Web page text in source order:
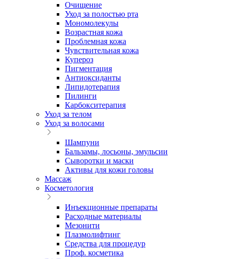
Очищение
Уход за полостью рта
Мономолекулы
Возрастная кожа
Проблемная кожа
Чувствительная кожа
Купероз
Пигментация
Антиоксиданты
Липидотерапия
Пилинги
Карбокситерапия
Уход за телом
Уход за волосами
Шампуни
Бальзамы, лосьоны, эмульсии
Сыворотки и маски
Активы для кожи головы
Массаж
Косметология
Инъекционные препараты
Расходные материалы
Мезонити
Плазмолифтинг
Средства для процедур
Проф. косметика